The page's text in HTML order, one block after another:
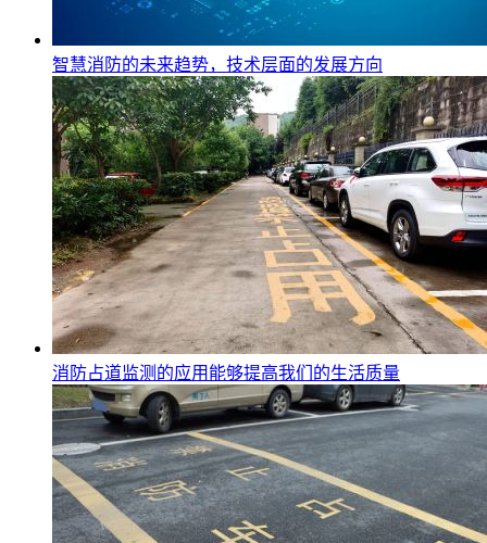
智慧消防的未来趋势，技术层面的发展方向
消防占道监测的应用能够提高我们的生活质量